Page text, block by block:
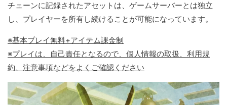
チェーンに記録されたアセットは、ゲームサーバーとは独立
し、プレイヤーを所有し続けることが可能になっています。
※基本プレイ無料+アイテム課金制
※プレイは、自己責任となるので、個人情報の取扱、利用規
約、注意事項などをよくご確認ください